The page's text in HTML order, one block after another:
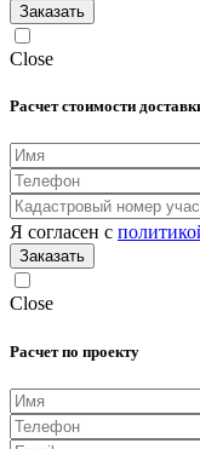
Заказать
Close
Расчет стоимости
Я согласен с
Заказать
Close
Расчет по проекту